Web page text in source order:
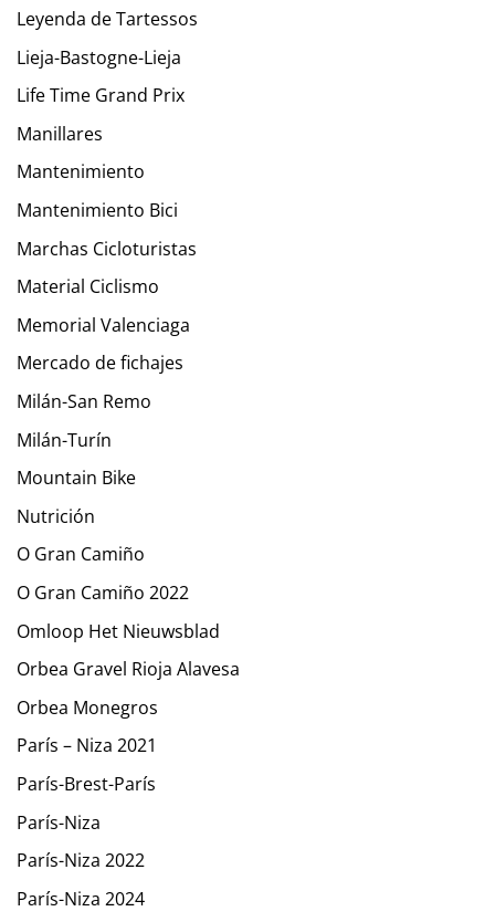
Leyenda de Tartessos
Lieja-Bastogne-Lieja
Life Time Grand Prix
Manillares
Mantenimiento
Mantenimiento Bici
Marchas Cicloturistas
Material Ciclismo
Memorial Valenciaga
Mercado de fichajes
Milán-San Remo
Milán-Turín
Mountain Bike
Nutrición
O Gran Camiño
O Gran Camiño 2022
Omloop Het Nieuwsblad
Orbea Gravel Rioja Alavesa
Orbea Monegros
París – Niza 2021
París-Brest-París
París-Niza
París-Niza 2022
París-Niza 2024